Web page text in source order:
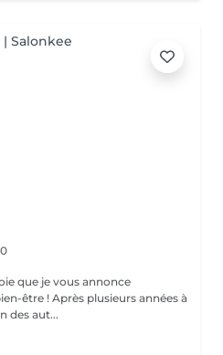
que je vous annonce
années à
des aut...